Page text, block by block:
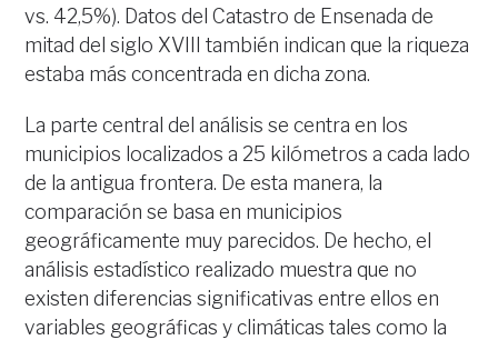
vs. 42,5%). Datos del Catastro de Ensenada de
mitad del siglo XVIII también indican que la riqueza
estaba más concentrada en dicha zona.
La parte central del análisis se centra en los
municipios localizados a 25 kilómetros a cada lado
de la antigua frontera. De esta manera, la
comparación se basa en municipios
geográficamente muy parecidos. De hecho, el
análisis estadístico realizado muestra que no
existen diferencias significativas entre ellos en
variables geográficas y climáticas tales como la